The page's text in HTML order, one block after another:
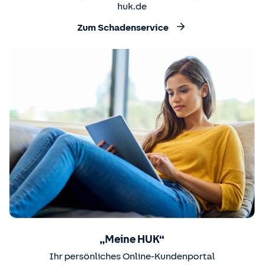
huk.de
Zum Schadenservice
„Meine HUK“
Ihr persönliches Online-Kundenportal